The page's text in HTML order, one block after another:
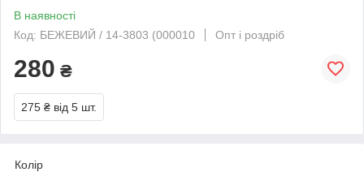
В наявності
Код: БЕЖЕВИЙ / 14-3803 (000010
Опт і роздріб
280 ₴
275 ₴ від 5 шт.
Колір